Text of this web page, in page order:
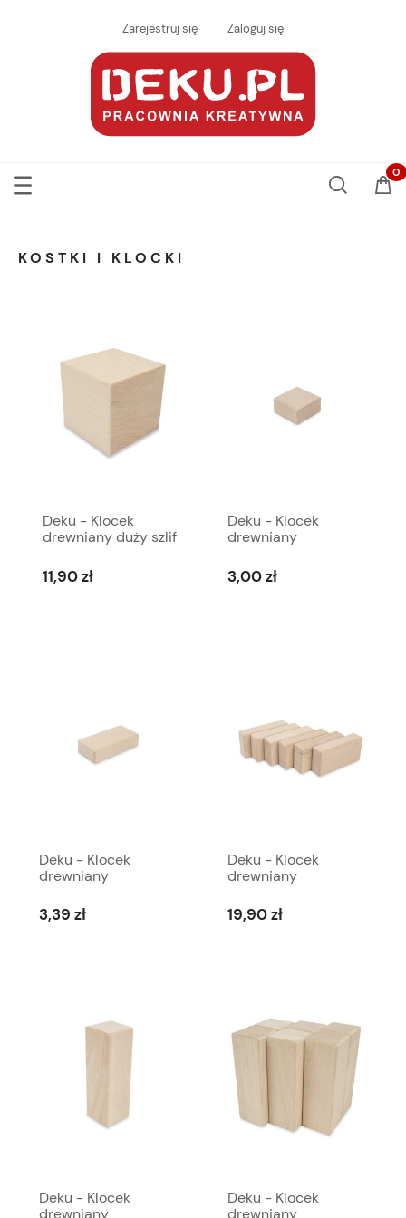
Zarejestruj się Zaloguj się
KOSTKI I KLOCKI
Deku - Klocek
drewniany duży szlif
cm R5 drewno
bukowe 574021
11,90 zł
Deku - Klocek
drewniany
frezowany 2x4x4 cm
R3 574083
3,00 zł
Deku - Klocek
drewniany
frezowany 2x4x8 cm
R3 574076
3,39 zł
Deku - Klocek
drewniany
frezowany 2x4x8 cm
x6 szt. R3 000062
19,90 zł
Deku - Klocek
Deku - Klocek